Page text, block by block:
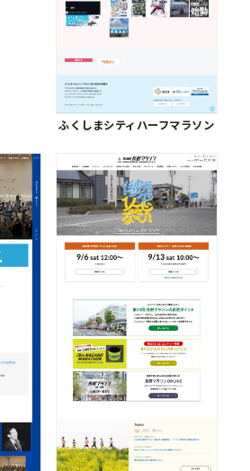
ふくしまシティハーフマラソン